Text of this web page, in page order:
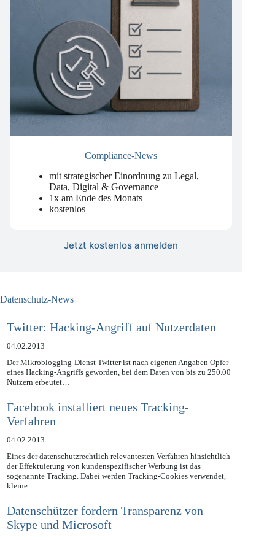
mit strategischer Einordnung zu Legal,
Data, Digital & Governance
1x am Ende des Monats
Twitter: Hacking-Angriff auf Nutzerdaten
04.02.2013
Der Mikroblogging-Dienst Twitter ist nach eigenen Angaben Opfer
eines Hacking-Angriffs geworden, bei dem Daten von bis zu 250.00
Facebook installiert neues Tracking-
Verfahren
04.02.2013
Eines der datenschutzrechtlich relevantesten Verfahren hinsichtlich
der Effektuierung von kundenspezifischer Werbung ist das
sogenannte Tracking. Dabei werden Tracking-Cookies verwendet,
Datenschützer fordern Transparenz von